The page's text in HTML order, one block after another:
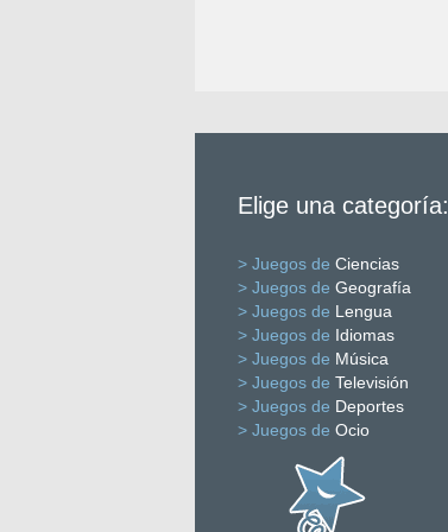
Elige una categoría:
> Juegos de Ciencias
> Juegos de Geografía
> Juegos de Lengua
> Juegos de Idiomas
> Juegos de Música
> Juegos de Televisión
> Juegos de Deportes
> Juegos de Ocio